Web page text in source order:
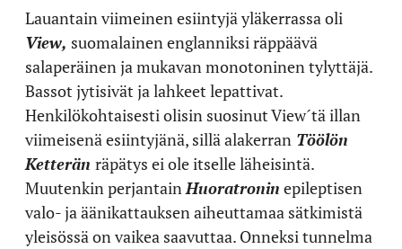
Lauantain viimeinen esiintyjä yläkerrassa oli
View, suomalainen englanniksi räppäävä
salaperäinen ja mukavan monotoninen tylyttäjä.
Bassot jytisivät ja lahkeet lepattivat.
Henkilökohtaisesti olisin suosinut View´tä illan
viimeisenä esiintyjänä, sillä alakerran Töölön
Ketterän räpätys ei ole itselle läheisintä.
Muutenkin perjantainHuoratronin epileptisen
valo- ja äänikattauksen aiheuttamaa sätkimistä
yleisössä on vaikea saavuttaa. Onneksi tunnelma